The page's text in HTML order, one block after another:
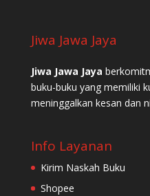
Jiwa Jawa Jaya
Jiwa Jawa Jaya
buku-buku yang memiliki
meninggalkan kesan dan
Info Layanan
Kirim Naskah Buku
Shopee